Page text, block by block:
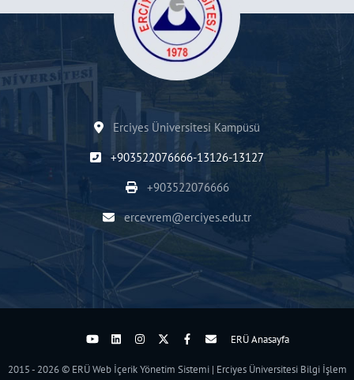
Erciyes Üniversitesi Kampüsü
+903522076666-13126-13127
+903522076666
ercevrem@erciyes.edu.tr
ERÜ Anasayfa
2015 - 2026 © ERÜ Web İçerik Yönetim Sistemi | Erciyes Üniversitesi Bilgi İşlem